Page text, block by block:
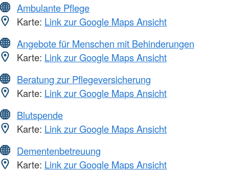
Ambulante Pflege
Karte: Link zur Google Maps Ansicht
Angebote für Menschen mit Behinderungen
Karte: Link zur Google Maps Ansicht
Beratung zur Pflegeversicherung
Karte: Link zur Google Maps Ansicht
Blutspende
Karte: Link zur Google Maps Ansicht
Dementenbetreuung
Karte: Link zur Google Maps Ansicht